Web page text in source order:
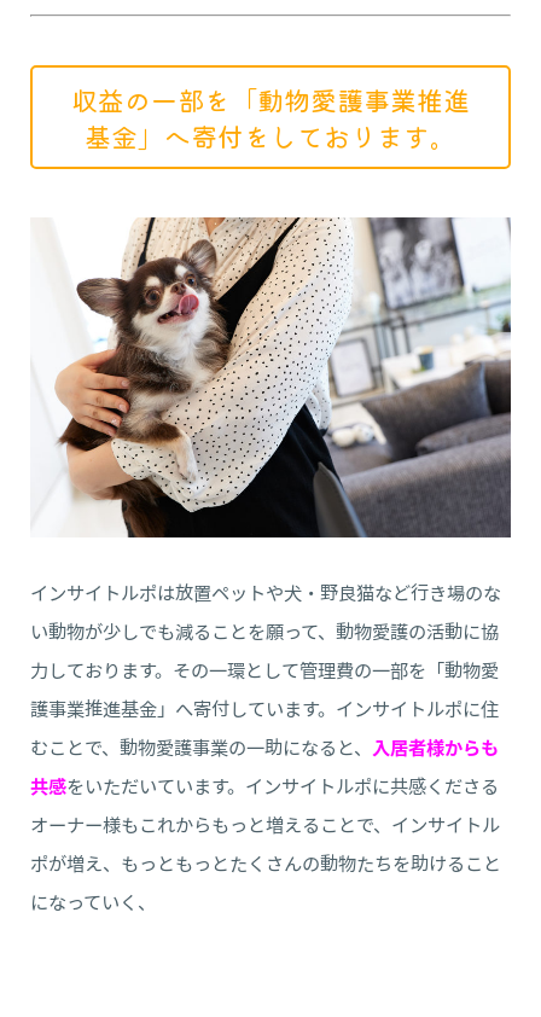
収益の一部を「動物愛護事業推進
基金」へ寄付をしております。
インサイトルポは放置ペットや犬・野良猫など行き場のな
い動物が少しでも減ることを願って、動物愛護の活動に協
力しております。その一環として管理費の一部を「動物愛
護事業推進基金」へ寄付しています。インサイトルポに住
むことで、動物愛護事業の一助になると、
入居者様からも
共感をいただいています。インサイトルポに共感くださる
オーナー様もこれからもっと増えることで、インサイトル
ポが増え、もっともっとたくさんの動物たちを助けること
になっていく、